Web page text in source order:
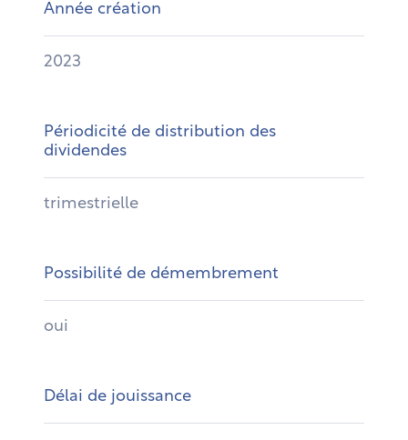
Année création
2023
Périodicité de distribution des
dividendes
trimestrielle
Possibilité de démembrement
oui
Délai de jouissance